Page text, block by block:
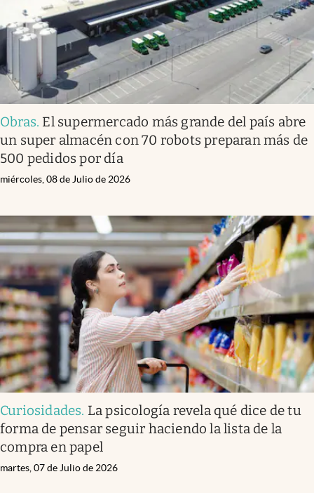
Obras. El supermercado más grande del país abre
un super almacén con 70 robots preparan más de
500 pedidos por día
miércoles, 08 de Julio de 2026
Curiosidades. La psicología revela qué dice de tu
forma de pensar seguir haciendo la lista de la
compra en papel
martes, 07 de Julio de 2026